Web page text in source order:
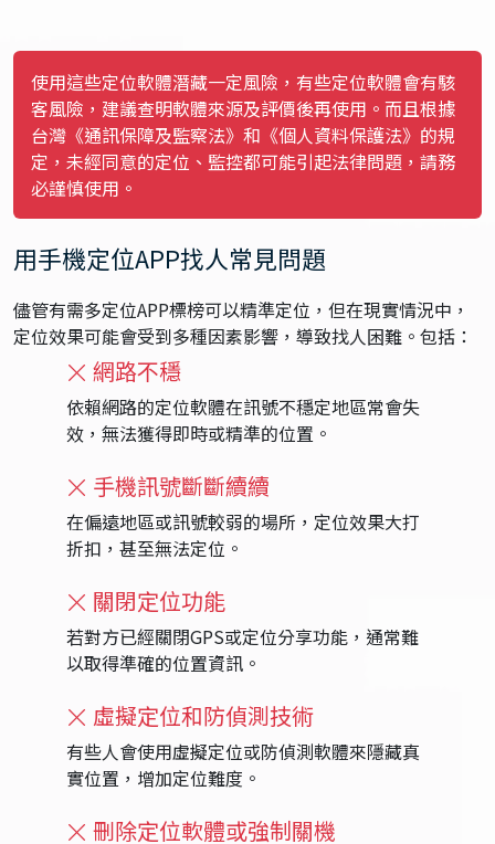
使用這些定位軟體潛藏一定風險，有些定位軟體會有駭
客風險，建議查明軟體來源及評價後再使用。而且根據
台灣《通訊保障及監察法》和《個人資料保護法》的規
定，未經同意的定位、監控都可能引起法律問題，請務
必謹慎使用。
用手機定位APP找人常見問題
儘管有需多定位APP標榜可以精準定位，但在現實情況中，
定位效果可能會受到多種因素影響，導致找人困難。包括：
網路不穩
依賴網路的定位軟體在訊號不穩定地區常會失
效，無法獲得即時或精準的位置。
手機訊號斷斷續續
在偏遠地區或訊號較弱的場所，定位效果大打
折扣，甚至無法定位。
關閉定位功能
若對方已經關閉GPS或定位分享功能，通常難
以取得準確的位置資訊。
虛擬定位和防偵測技術
有些人會使用虛擬定位或防偵測軟體來隱藏真
實位置，增加定位難度。
刪除定位軟體或強制關機